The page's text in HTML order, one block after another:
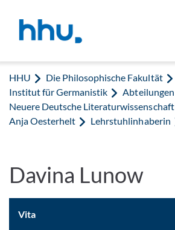
HHU Die Philosophische Fakultät
Institut für Germanistik
Abteilungen
Neuere Deutsche Literaturwissenschaft
Anja Oesterhelt
Lehrstuhlinhaberin
Davina Lunow
Vita